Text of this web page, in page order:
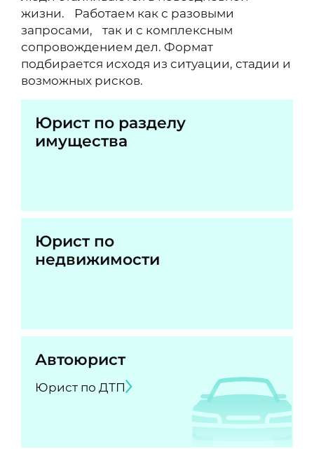
жизни. Работаем как с разовыми
запросами, так и с комплексным
сопровождением дел. Формат
подбирается исходя из ситуации, стадии и
возможных рисков.
Юрист по разделу
имущества
Юрист по
недвижимости
Автоюрист
Юрист по ДТП